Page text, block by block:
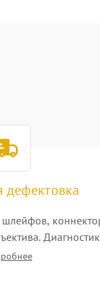
дефектовка
питания и